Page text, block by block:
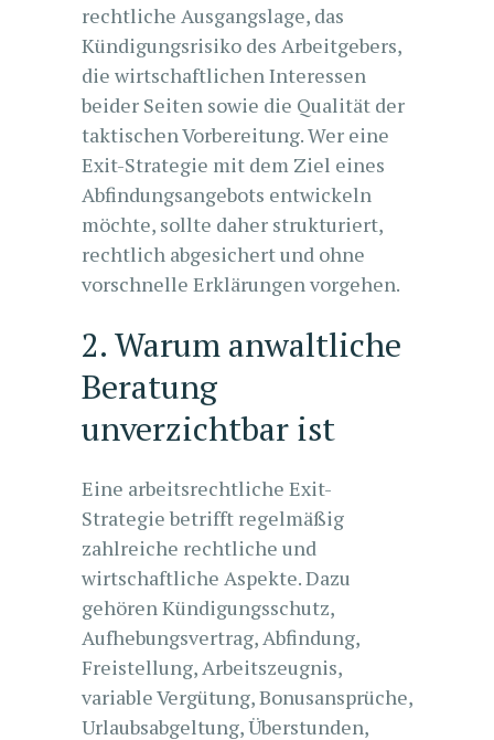
rechtliche Ausgangslage, das
Kündigungsrisiko des Arbeitgebers,
die wirtschaftlichen Interessen
beider Seiten sowie die Qualität der
taktischen Vorbereitung. Wer eine
Exit-Strategie mit dem Ziel eines
Abfindungsangebots entwickeln
möchte, sollte daher strukturiert,
rechtlich abgesichert und ohne
vorschnelle Erklärungen vorgehen.
2. Warum anwaltliche
Beratung
unverzichtbar ist
Eine arbeitsrechtliche Exit-
Strategie betrifft regelmäßig
zahlreiche rechtliche und
wirtschaftliche Aspekte. Dazu
gehören Kündigungsschutz,
Aufhebungsvertrag, Abfindung,
Freistellung, Arbeitszeugnis,
variable Vergütung, Bonusansprüche,
Urlaubsabgeltung, Überstunden,